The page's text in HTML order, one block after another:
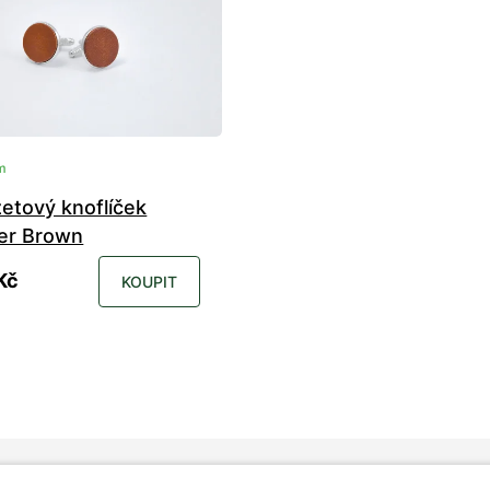
knoflíček
Brown
KOUPIT